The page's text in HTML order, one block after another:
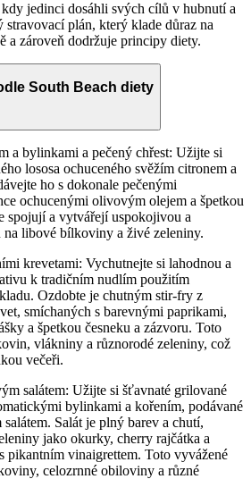
jedinci dosáhli svých cílů v hubnutí a
stravovací plán, který klade důraz na
a zároveň dodržuje principy diety.
South Beach diety
a bylinkami a pečený chřest: Užijte si
lososa ochuceného svěžím citronem a
ho s dokonale pečenými
ochucenými olivovým olejem a špetkou
spojují a vytvářejí uspokojivou a
libové bílkoviny a živé zeleniny.
krevetami: Vychutnejte si lahodnou a
k tradičním nudlím použitím
Ozdobte je chutným stir-fry z
smíchaných s barevnými paprikami,
a špetkou česneku a zázvoru. Toto
vlákniny a různorodé zeleniny, což
večeři.
salátem: Užijte si šťavnaté grilované
bylinkami a kořením, podávané
Salát je plný barev a chutí,
jako okurky, cherry rajčátka a
pikantním vinaigrettem. Toto vyvážené
celozrnné obiloviny a různé